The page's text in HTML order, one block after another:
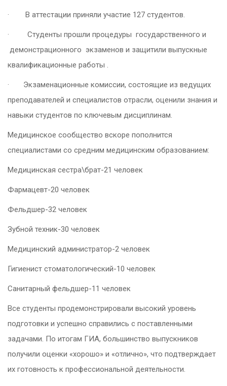
· В аттестации приняли участие 127 студентов.
· Студенты прошли процедуры государственного и
демонстрационного экзаменов и защитили выпускные
квалификационные работы .
· Экзаменационные комиссии, состоящие из ведущих
преподавателей и специалистов отрасли, оценили знания и
навыки студентов по ключевым дисциплинам.
Медицинское сообщество вскоре пополнится
специалистами со средним медицинским образованием:
Медицинская сестра\брат-21 человек
Фармацевт-20 человек
Фельдшер-32 человек
Зубной техник-30 человек
Медицинский администратор-2 человек
Гигиенист стоматологический-10 человек
Санитарный фельдшер-11 человек
Все студенты продемонстрировали высокий уровень
подготовки и успешно справились с поставленными
задачами. По итогам ГИА, большинство выпускников
получили оценки «хорошо» и «отлично», что подтверждает
их готовность к профессиональной деятельности.